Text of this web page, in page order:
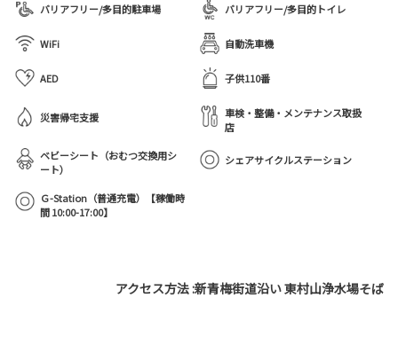
バリアフリー/多目的駐車場 バリアフリー/多目的トイレ
WiFi 自動洗車機
AED 子供110番
災害帰宅支援
車検・整備・メンテナンス取扱
店
ベビーシート（おむつ交換用シ
ート）
シェアサイクルステーション
Ｇ-Station（普通充電）【稼働時
間 10:00-17:00】
アクセス方法 :新青梅街道沿い 東村山浄水場そば